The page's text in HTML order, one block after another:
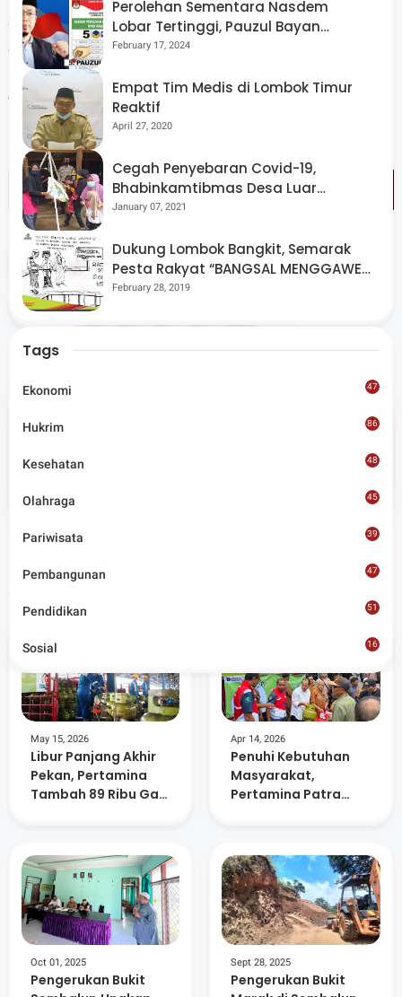
Selain di Provinsi Riau, penutupan TMMD ke-102 juga
dilaksanakan di Kabupaten Bengkulu Utara, Provinsi
Bengkulu oleh Wakil Kepala Staf Angkatan Darat Letjen TNI
Tatang Sulaiman dan serentak pula dilaksanakan di seluruh
Kabupaten/Kota yang menggelar TMMD ke-102. (*)
Tags Lombok Timur
Share
Artikel Terkait
May 15, 2026
Libur Panjang Akhir
Pekan, Pertamina
Tambah 89 Ribu Gas
Apr 14, 2026
Penuhi Kebutuhan
Masyarakat,
Pertamina Patra
Tambahan Di
Lombok Timur
Oct 01, 2025
Pengerukan Bukit
Sept 28, 2025
Pengerukan Bukit
Perolehan Sementara Nasdem
Lobar Tertinggi, Pauzul Bayan
Berpeluang “Rebut” Kursi Dapil 3
February 17, 2024
Empat Tim Medis di Lombok Timur
Reaktif
April 27, 2020
Cegah Penyebaran Covid-19,
Bhabinkamtibmas Desa Luar
Pantau Kegiatan Posyandu
January 07, 2021
Dukung Lombok Bangkit, Semarak
Pesta Rakyat “BANGSAL MENGGAWE”
Kembali Digelar Para Seniman Di
February 28, 2019
Tags
Ekonomi 47
Hukrim 86
Kesehatan 48
Olahraga 45
Pariwisata 39
Pembangunan 47
Pendidikan 51
Sosial
16